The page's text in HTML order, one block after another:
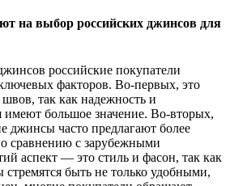
на выбор российских джинсов для
российские покупатели
факторов. Во-первых, это
так как надежность и
имеют большое значение. Во-вторых,
джинсы часто предлагают более
сравнению с зарубежными
аспект — это стиль и фасон, так как
быть не только удобными,